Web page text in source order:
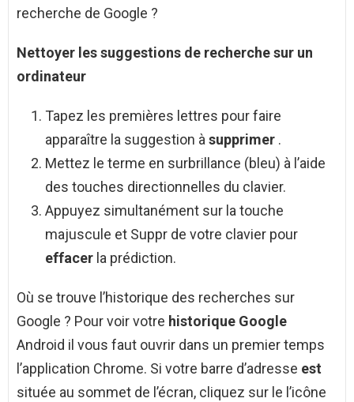
recherche de Google ?
Nettoyer les suggestions de recherchesur un
ordinateur
Tapez les premières lettres pour faire
apparaître la suggestion à supprimer .
Mettez le terme en surbrillance (bleu) à l’aide
des touches directionnelles du clavier.
Appuyez simultanément sur la touche
majuscule et Suppr de votre clavier pour
effacer la prédiction.
Où se trouve l’historique des recherches sur
Google ? Pour voir votre historique Google
Android il vous faut ouvrir dans un premier temps
l’application Chrome. Si votre barre d’adresse est
située au sommet de l’écran, cliquez sur le l’icône